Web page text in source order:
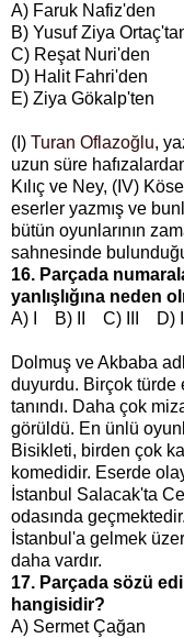
A) Faruk Nafiz'den
B) Yusuf Ziya
C) Reşat Nuri'den
D) Halit Fahri'den
E) Ziya Gökalp'ten
(I) Turan Oflazoğlu,
uzun süre
Kılıç ve Ney, (IV)
eserler yazmış ve
bütün oyunlarının
sahnesinde
16. Parçada
yanlışlığına neden
A) I B) II C) III D)
Dolmuş ve Akbaba
duyurdu. Birçok türde
tanındı. Daha çok
görüldü. En ünlü
Bisikleti, birden çok
komedidir. Eserde
İstanbul Salacak'ta
odasında
İstanbul'a gelmek
daha vardır.
17. Parçada sözü
hangisidir?
A) Sermet Çağan